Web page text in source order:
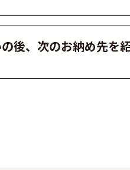
後、次のお納め先を